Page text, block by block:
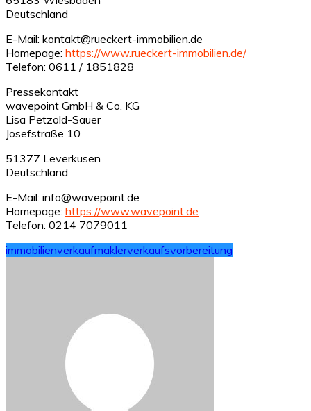
Deutschland
E-Mail: kontakt@rueckert-immobilien.de
Homepage: https://www.rueckert-immobilien.de/
Telefon: 0611 / 1851828
Pressekontakt
wavepoint GmbH & Co. KG
Lisa Petzold-Sauer
Josefstraße 10
51377 Leverkusen
Deutschland
E-Mail: info@wavepoint.de
Homepage: https://www.wavepoint.de
Telefon: 0214 7079011
immobilienverkaufmaklerverkaufsvorbereitung